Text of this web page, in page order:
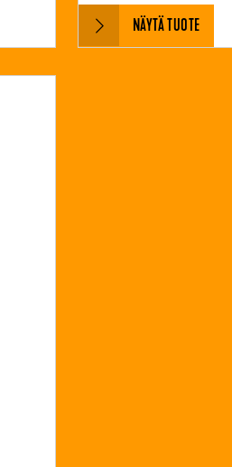
NÄYTÄ TUOTE